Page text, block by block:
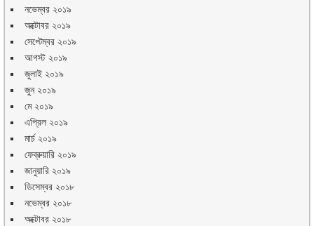
নভেম্বর ২০১৯
অক্টোবর ২০১৯
সেপ্টেম্বর ২০১৯
আগস্ট ২০১৯
জুলাই ২০১৯
জুন ২০১৯
মে ২০১৯
এপ্রিল ২০১৯
মার্চ ২০১৯
ফেব্রুয়ারি ২০১৯
জানুয়ারি ২০১৯
ডিসেম্বর ২০১৮
নভেম্বর ২০১৮
অক্টোবর ২০১৮